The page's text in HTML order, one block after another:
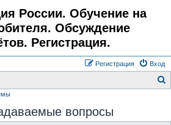
России. Обучение на
Обсуждение
Регистрация.
Вход
Регистрация
с
вопросы